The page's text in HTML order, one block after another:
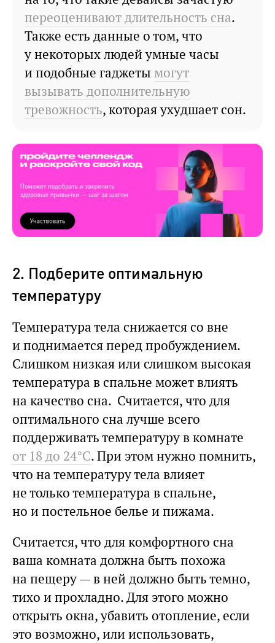
переоценивают длительность сна.
Также есть данные о том, что
у некоторых людей умные часы
и подобные гаджеты могут
вызывать дополнительную
тревожность, которая ухудшает сон.
2. Подберите оптимальную
температуру
Температура тела снижается со вне
и поднимается перед пробуждением.
Слишком низкая или слишком высокая
температура в спальне может влиять
на качество сна. Считается, что для
оптимального сна лучше всего
поддерживать температуру в комнате
от 18 до 24°C. При этом нужно помнить,
что на температуру тела влияет
не только температура в спальне,
но и постельное белье и пижама.
Считается, что для комфортного сна
ваша комната должна быть похожа
на пещеру — в ней должно быть темно,
тихо и прохладно. Для этого можно
открыть окна, убавить отопление, если
это возможно, или использовать,